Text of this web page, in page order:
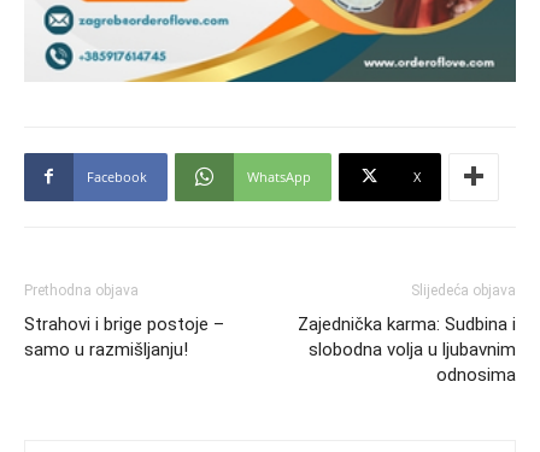
Facebook WhatsApp X
Prethodna objava
Strahovi i brige postoje –
samo u razmišljanju!
Slijedeća objava
Zajednička karma: Sudbina i
slobodna volja u ljubavnim
odnosima